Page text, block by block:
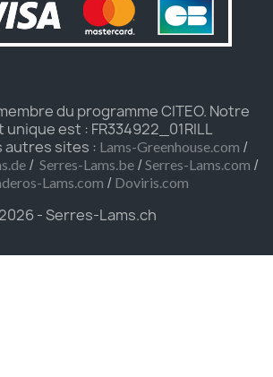
du programme CITEO. Notre
est : FR334922_01RILL
autres sites : Lams-Greenhouse.com /
/ Serres-Lams.be / Serres-Lams.com /
Lams.com / Doviris.com
- Serres-Lams.ch